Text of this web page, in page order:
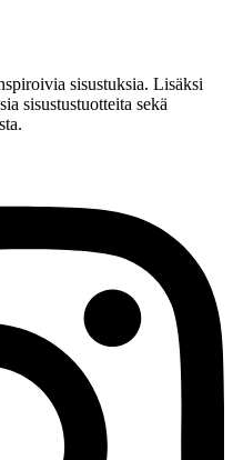
sisustuksia. Lisäksi
sisustustuotteita sekä